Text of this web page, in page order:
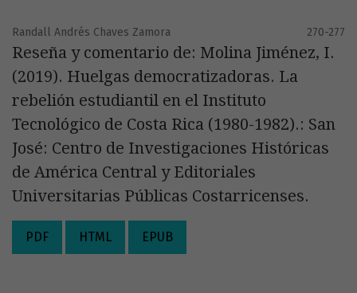
Randall Andrés Chaves Zamora 270-277
Reseña y comentario de: Molina Jiménez, I.
(2019). Huelgas democratizadoras. La
rebelión estudiantil en el Instituto
Tecnológico de Costa Rica (1980-1982).: San
José: Centro de Investigaciones Históricas
de América Central y Editoriales
Universitarias Públicas Costarricenses.
PDF HTML EPUB